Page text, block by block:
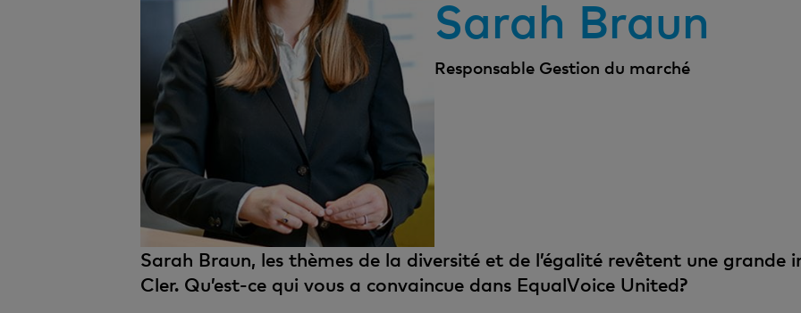
Sarah Braun
Responsable Gestion du marché
Sarah Braun, les thèmes de la diversité et de l’égalité revêtent une
Cler. Qu’est-ce qui vous a convaincue dans EqualVoice United?